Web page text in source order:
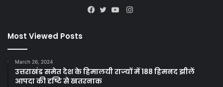
Instagram
Most Viewed Posts
March 26, 2024
उत्तराखंड समेत देश के हिमालयी राज्यों में 188 हिमनद झीलें
आपदा की दृष्टि से खतरनाक